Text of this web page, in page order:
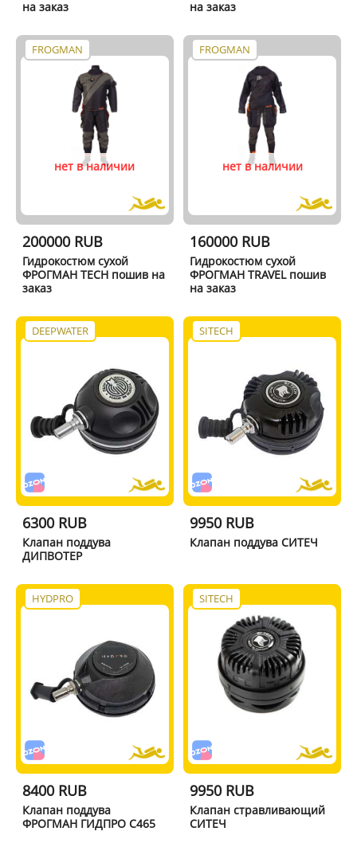
на заказ
на заказ
FROGMAN
нет в наличии
200000 RUB
Гидрокостюм сухой
ФРОГМАН TECH пошив на
заказ
FROGMAN
нет в наличии
160000 RUB
Гидрокостюм сухой
ФРОГМАН TRAVEL пошив
на заказ
DEEPWATER
6300 RUB
Клапан поддува
ДИПВОТЕР
SITECH
9950 RUB
Клапан поддува СИТЕЧ
HYDPRO
8400 RUB
Клапан поддува
ФРОГМАН ГИДПРО C465
SITECH
9950 RUB
Клапан стравливающий
СИТЕЧ